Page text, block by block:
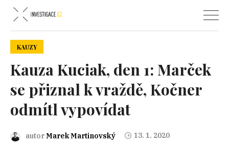
KAUZY
Kauza Kuciak, den 1: Marček
se přiznal k vraždě, Kočner
odmítl vypovídat
autorMarek Martinovský 13. 1. 2020